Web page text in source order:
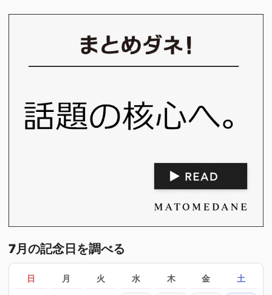
7月の記念日を調べる
日 月 火 水 木 金 土